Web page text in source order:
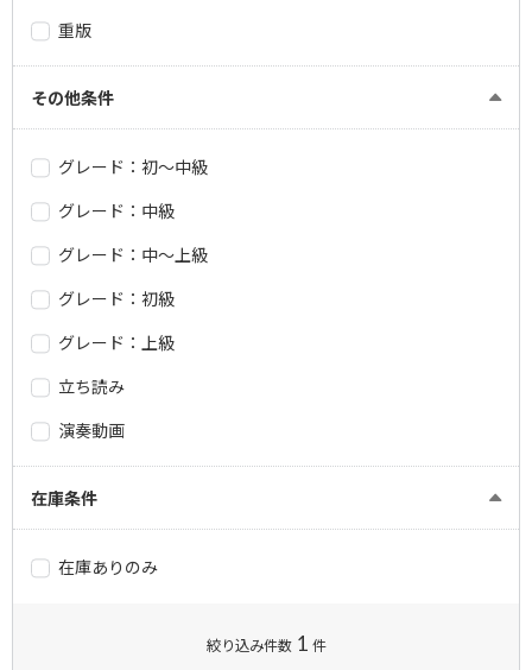
重版
その他条件
グレード：初～中級
グレード：中級
グレード：中～上級
グレード：初級
グレード：上級
立ち読み
演奏動画
在庫条件
在庫ありのみ
絞り込み件数 1 件